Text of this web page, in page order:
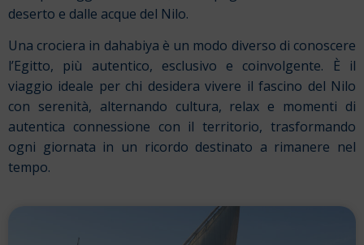
deserto e dalle acque del Nilo.
Una crociera in dahabiya è un modo diverso di conoscere
l’Egitto, più autentico, esclusivo e coinvolgente. È il
viaggio ideale per chi desidera vivere il fascino del Nilo
con serenità, alternando cultura, relax e momenti di
autentica connessione con il territorio, trasformando
ogni giornata in un ricordo destinato a rimanere nel
tempo.